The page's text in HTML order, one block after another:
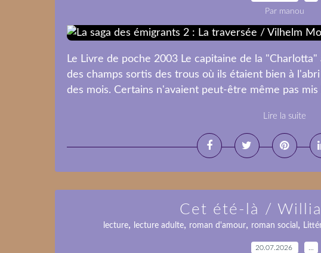
Par manou
Le Livre de poche 2003 Le capitaine de la
des champs sortis des trous où ils étaient bien à
des mois. Certains n'avaient peut-être même pas mis
Lire la suite
Cet été-là /
lecture, lecture adulte, roman d'amour, roman social ,
20.07.2026